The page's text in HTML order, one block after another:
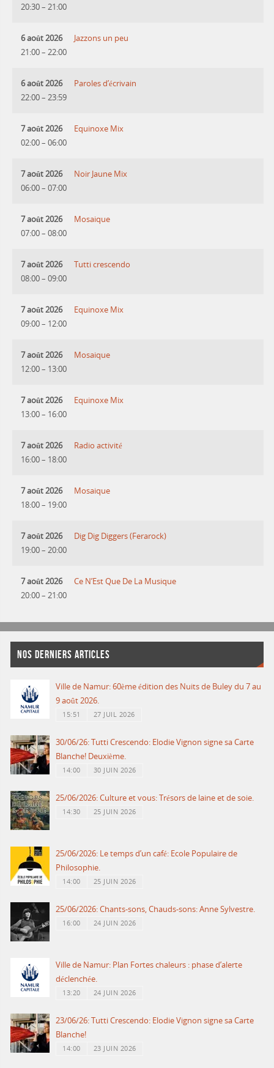
20:30– 21:00
6 août 2026
21:00– 22:00
Jazzons un peu
6 août 2026
22:00– 23:59
Paroles d’écrivain
7 août 2026
02:00– 06:00
Equinoxe Mix
7 août 2026
06:00– 07:00
Noir Jaune Mix
7 août 2026
07:00– 08:00
Mosaique
7 août 2026
08:00– 09:00
Tutti crescendo
7 août 2026
09:00– 12:00
Equinoxe Mix
7 août 2026
12:00– 13:00
Mosaique
7 août 2026
13:00– 16:00
Equinoxe Mix
7 août 2026
16:00– 18:00
Radio activité
7 août 2026
18:00– 19:00
Mosaique
7 août 2026
19:00– 20:00
Dig Dig Diggers (Ferarock)
7 août 2026
20:00– 21:00
Ce N’Est Que De La Musique
NOS DERNIERS ARTICLES
Ville de Namur: 60ème édition des Nuits de Buley du 7 au
9 août 2026.
15:51 27 JUIL 2026
30/06/26: Tutti Crescendo: Elodie Vignon signe sa Carte
Blanche! Deuxième.
14:00 30 JUIN 2026
25/06/2026: Culture et vous: Trésors de laine et de soie.
14:30 25 JUIN 2026
25/06/2026: Le temps d’un café: Ecole Populaire de
Philosophie.
14:00 25 JUIN 2026
25/06/2026: Chants-sons, Chauds-sons: Anne Sylvestre.
16:00 24 JUIN 2026
Ville de Namur: Plan Fortes chaleurs : phase d’alerte
déclenchée.
13:20 24 JUIN 2026
23/06/26: Tutti Crescendo: Elodie Vignon signe sa Carte
Blanche!
14:00 23 JUIN 2026